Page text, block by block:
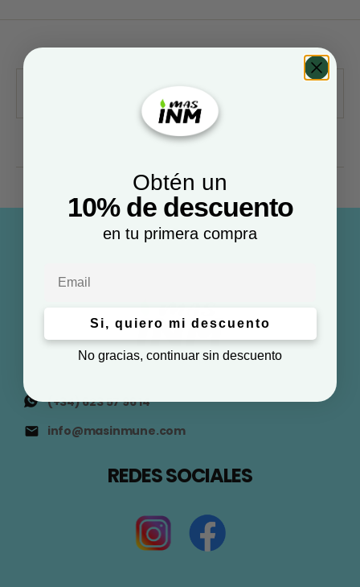
(+34) 623 57 96 14
info@masinmune.com
REDES SOCIALES
Obtén un
10% de descuento
en tu primera compra
Si, quiero mi descuento
No gracias, continuar sin descuento